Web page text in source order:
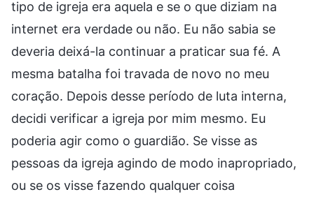
tipo de igreja era aquela e se o que diziam na
internet era verdade ou não. Eu não sabia se
deveria deixá-la continuar a praticar sua fé. A
mesma batalha foi travada de novo no meu
coração. Depois desse período de luta interna,
decidi verificar a igreja por mim mesmo. Eu
poderia agir como o guardião. Se visse as
pessoas da igreja agindo de modo inapropriado,
ou se os visse fazendo qualquer coisa